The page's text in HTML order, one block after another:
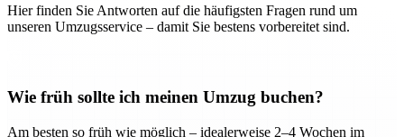
Hier finden Sie Antworten auf die häufigsten Fragen rund um
unseren Umzugsservice – damit Sie bestens vorbereitet sind.
Wie früh sollte ich meinen Umzug buchen?
Am besten so früh wie möglich – idealerweise 2–4 Wochen im